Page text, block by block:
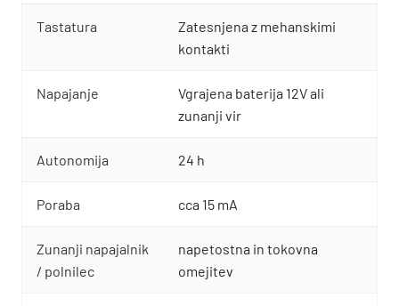
Tastatura
Zatesnjena z mehanskimi
kontakti
Napajanje
Vgrajena baterija 12V ali
zunanji vir
Autonomija 24 h
Poraba cca 15 mA
Zunanji napajalnik
/ polnilec
napetostna in tokovna
omejitev